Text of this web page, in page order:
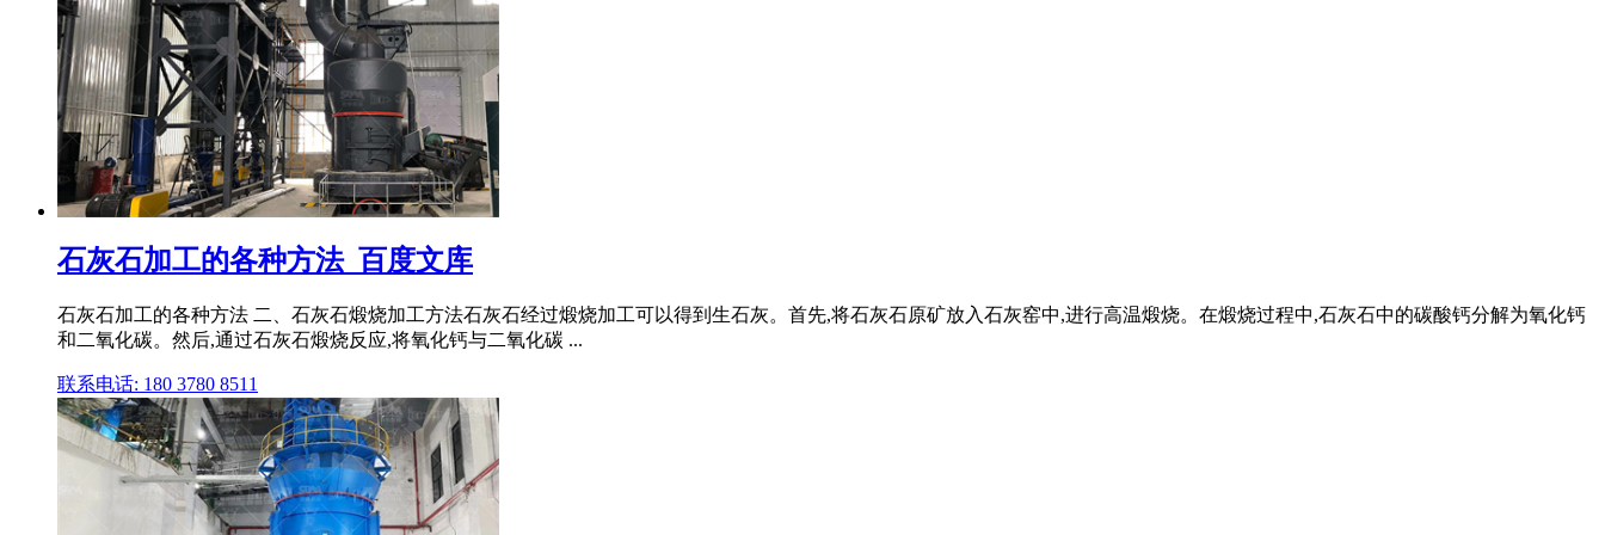
石灰石加工的各种方法_百度文库
石灰石加工的各种方法 二、石灰石煅烧加工方法石灰石经过煅烧加工可以得到生石灰。首先,将石灰石原矿放入石灰窑中,进行高温煅烧。在煅烧过程中,石灰石中的碳酸钙分解为氧化钙
和二氧化碳。然后,通过石灰石煅烧反应,将氧化钙与二氧化碳 ...
联系电话: 180 3780 8511